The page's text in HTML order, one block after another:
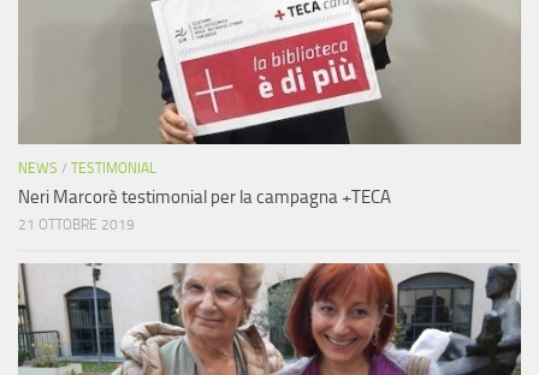
NEWS / TESTIMONIAL
Neri Marcorè testimonial per la campagna +TECA
21 OTTOBRE 2019